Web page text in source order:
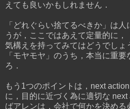
えても良いかもしれません．
「どれぐらい捨てるべきか」は
うが，ここではあえて定量的に
気構えを持ってみてはどうでしょ
「モヤモヤ」のうち，本当に重
ろ．
もう1つのポイントは，next
に，目的に近づく為に適切な next
ばアレンは，会社で何かを決め